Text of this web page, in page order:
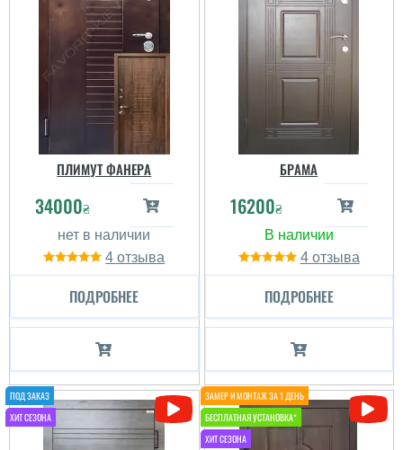
ПЛИМУТ ФАНЕРА
34000₴
4
ПОДРОБНЕЕ
БРАМА
16200₴
4
ПОДРОБНЕЕ